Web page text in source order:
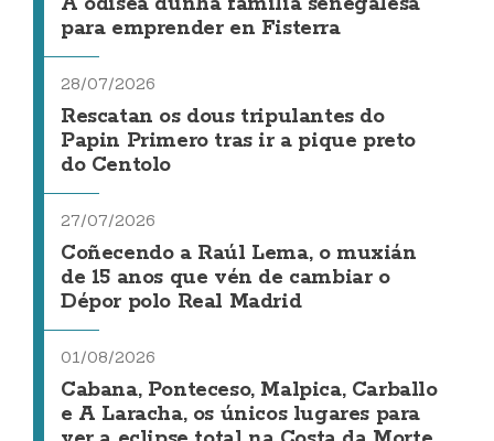
para emprender en Fisterra
28/07/2026
Rescatan os dous tripulantes do
Papin Primero tras ir a pique preto
do Centolo
27/07/2026
Coñecendo a Raúl Lema, o muxián
de 15 anos que vén de cambiar o
Dépor polo Real Madrid
01/08/2026
Cabana, Ponteceso, Malpica, Carballo
e A Laracha, os únicos lugares para